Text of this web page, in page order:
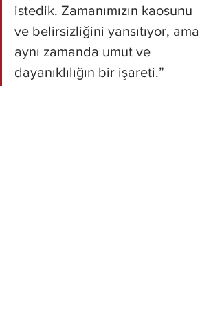
istedik. Zamanımızın kaosunu
ve belirsizliğini yansıtıyor, ama
aynı zamanda umut ve
dayanıklılığın bir işareti.”